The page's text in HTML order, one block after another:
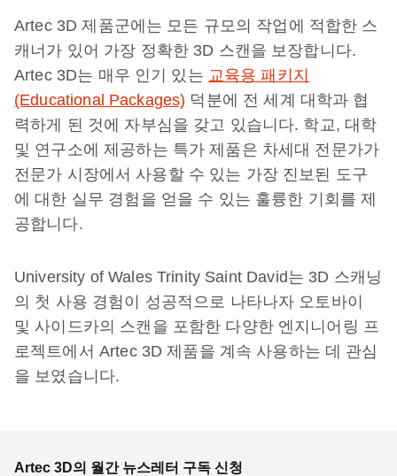
Artec 3D 제품군에는 모든 규모의 작업에 적합한 스
캐너가 있어 가장 정확한 3D 스캔을 보장합니다.
Artec 3D는 매우 인기 있는 교육용 패키지
(Educational Packages) 덕분에 전 세계 대학과 협
력하게 된 것에 자부심을 갖고 있습니다. 학교, 대학
및 연구소에 제공하는 특가 제품은 차세대 전문가가
전문가 시장에서 사용할 수 있는 가장 진보된 도구
에 대한 실무 경험을 얻을 수 있는 훌륭한 기회를 제
공합니다.
University of Wales Trinity Saint David는 3D 스캐닝
의 첫 사용 경험이 성공적으로 나타나자 오토바이
및 사이드카의 스캔을 포함한 다양한 엔지니어링 프
로젝트에서 Artec 3D 제품을 계속 사용하는 데 관심
을 보였습니다.
Artec 3D의 월간 뉴스레터 구독 신청